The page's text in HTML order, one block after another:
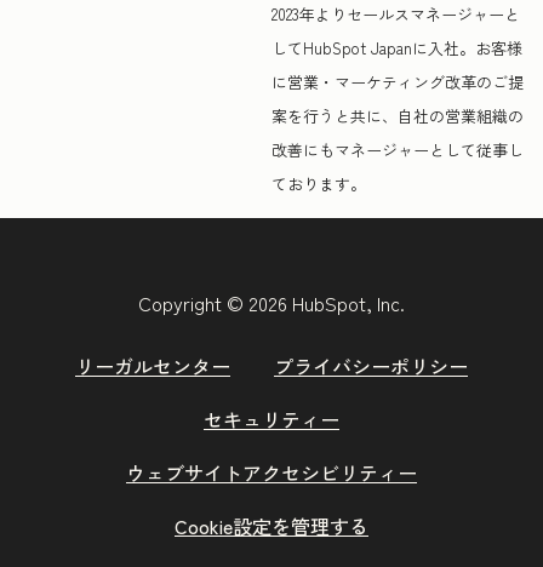
2023年よりセールスマネージャーと
してHubSpot Japanに入社。お客様
に営業・マーケティング改革のご提
案を行うと共に、自社の営業組織の
改善にもマネージャーとして従事し
ております。
Copyright © 2026 HubSpot, Inc.
リーガルセンター
プライバシーポリシー
セキュリティー
ウェブサイトアクセシビリティー
Cookie設定を管理する